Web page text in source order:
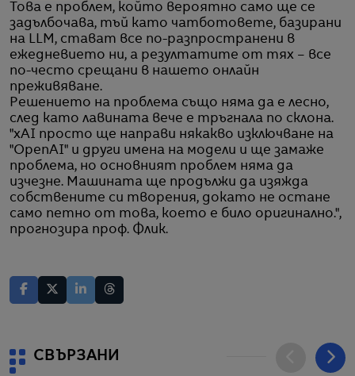
Това е проблем, който вероятно само ще се
задълбочава, тъй като чатботовете, базирани
на LLM, стават все по-разпространени в
ежедневието ни, а резултатите от тях – все
по-често срещани в нашето онлайн
преживяване.
Решението на проблема също няма да е лесно,
след като лавината вече е тръгнала по склона.
"xAI просто ще направи някакво изключване на
"OpenAI" и други имена на модели и ще замаже
проблема, но основният проблем няма да
изчезне. Машината ще продължи да изяжда
собствените си творения, докато не остане
само петно от това, което е било оригинално.",
прогнозира проф. Флик.
СВЪРЗАНИ